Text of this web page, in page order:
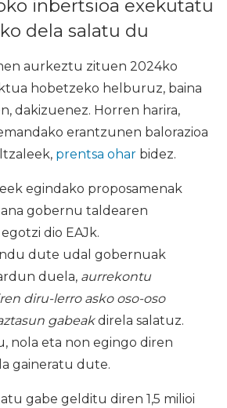
inbertsioa exekutatu
dela salatu du
aurkeztu zituen 2024ko
hobetzeko helburuz, baina
dakizuenez. Horren harira,
erantzunen balorazioa
prentsa ohar bidez.
egindako proposamenak
gobernu taldearen
dio EAJk.
dute udal gobernuak
duela, aurrekontu
diru-lerro asko oso-oso
gabeakdirela salatuz.
nola eta non egingo diren
gaineratu dute.
gabe gelditu diren 1,5 milioi